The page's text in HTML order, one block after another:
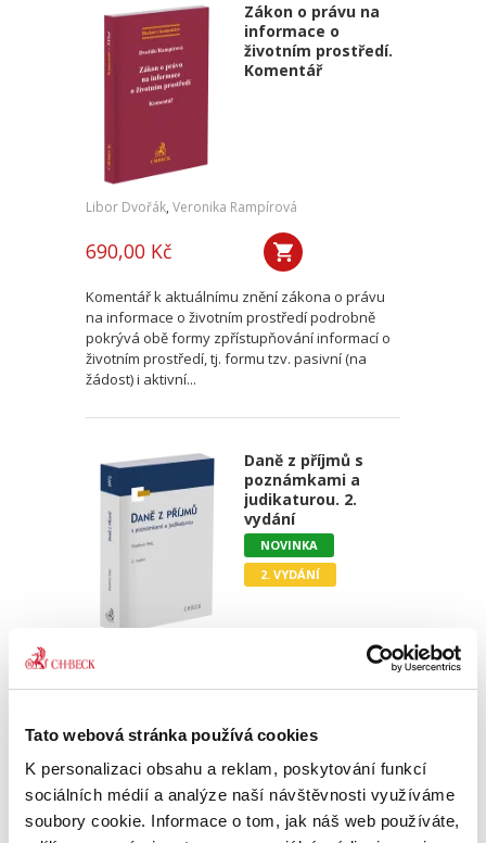
Tato webová stránka používá cookies
K personalizaci obsahu a reklam, poskytování funkcí
sociálních médií a analýze naší návštěvnosti využíváme
soubory cookie. Informace o tom, jak náš web používáte,
Zákon o právu na
informace o
životním prostředí.
Komentář
Libor Dvořák, Veronika Rampírová
690,00 Kč
Komentář k aktuálnímu znění zákona o právu
na informace o životním prostředí podrobně
pokrývá obě formy zpřístupňování informací o
životním prostředí, tj. formu tzv. pasivní (na
žádost) i aktivní...
Daně z příjmů s
poznámkami a
judikaturou. 2.
vydání
NOVINKA
2. VYDÁNÍ
Vladimír Pelc
Publikace zahrnuje aktuální znění zákona č.
586/1992 Sb., o daních z příjmů, a komentář k
němu. Znění je účinné pro rok 2026 a v případě
novelizace provedené zákonem č. 360/2025 Sb.
platné též pro...